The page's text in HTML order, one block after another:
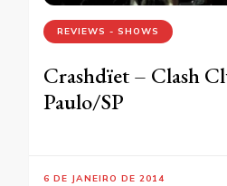
REVIEWS - SHOWS
Crashdïet – Clash
Paulo/SP
6 DE JANEIRO DE 2014